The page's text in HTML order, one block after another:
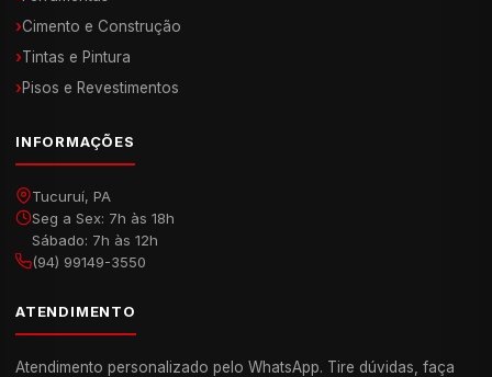
›Cimento e Construção
›Tintas e Pintura
›Pisos e Revestimentos
INFORMAÇÕES
Tucuruí, PA
Seg a Sex: 7h às 18h
Sábado: 7h às 12h
(94) 99149-3550
ATENDIMENTO
Atendimento personalizado pelo WhatsApp. Tire dúvidas, faça